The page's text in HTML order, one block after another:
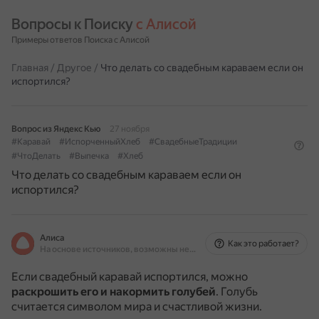
Вопросы к Поиску с Алисой
Примеры ответов Поиска с Алисой
Главная / Другое / Что делать со свадебным караваем если он
испортился?
Вопрос из Яндекс Кью
27 ноября
#Каравай
#ИспорченныйХлеб
#СвадебныеТрадиции
#ЧтоДелать
#Выпечка #Хлеб
Что делать со свадебным караваем если он
испортился?
Алиса
На основе источников, возможны неточности
Как это работает?
Если свадебный каравай испортился, можно
раскрошить его и накормить голубей. Голубь
считается символом мира и счастливой жизни.